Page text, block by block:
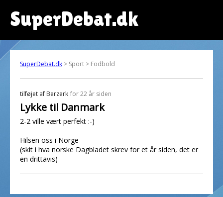
SuperDebat.dk
SuperDebat.dk > Sport > Fodbold
tilføjet af Berzerk for 22 år siden
Lykke til Danmark
2-2 ville vært perfekt :-)
Hilsen oss i Norge
(skit i hva norske Dagbladet skrev for et år siden, det er
en drittavis)